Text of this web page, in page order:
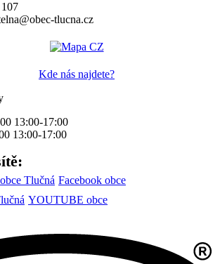
tlucna.cz
Kde nás najdete?
13:00-17:00
13:00-17:00
Facebook obce
YOUTUBE obce